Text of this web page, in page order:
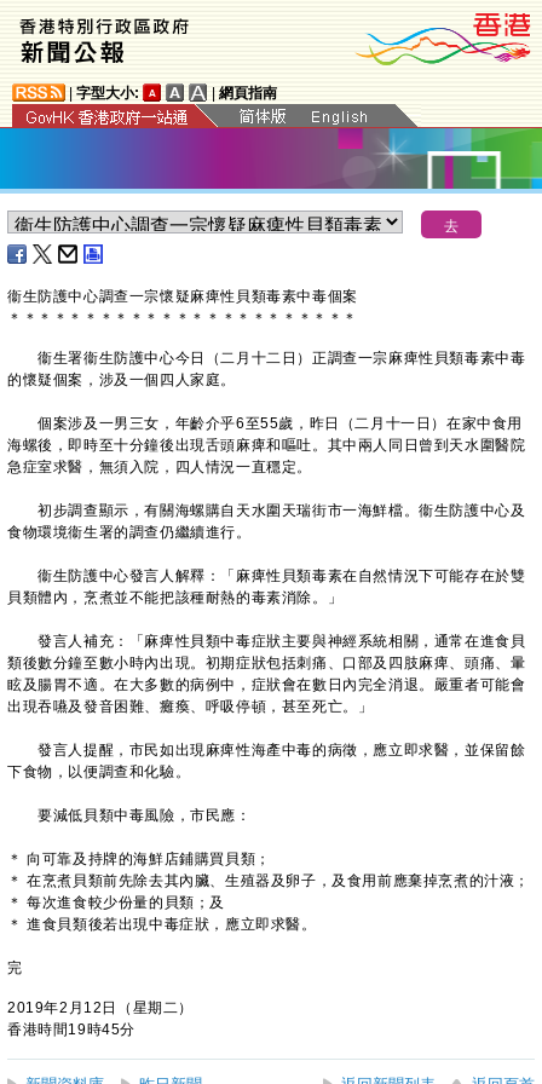
字型大小: 網頁指南
衞生防護中心調查一宗懷疑麻痺性貝類毒素中毒個案
＊ ＊ ＊ ＊ ＊ ＊ ＊ ＊ ＊ ＊ ＊ ＊ ＊ ＊ ＊ ＊ ＊ ＊ ＊ ＊ ＊ ＊ ＊
衞生署衞生防護中心今日（二月十二日）正調查一宗麻痺性貝類毒素中毒
的懷疑個案，涉及一個四人家庭。
個案涉及一男三女，年齡介乎6至55歲，昨日（二月十一日）在家中食用
海螺後，即時至十分鐘後出現舌頭麻痺和嘔吐。其中兩人同日曾到天水圍醫院
急症室求醫，無須入院，四人情況一直穩定。
初步調查顯示，有關海螺購自天水圍天瑞街市一海鮮檔。衞生防護中心及
食物環境衞生署的調查仍繼續進行。
衞生防護中心發言人解釋：「麻痺性貝類毒素在自然情況下可能存在於雙
貝類體內，烹煮並不能把該種耐熱的毒素消除。」
發言人補充：「麻痺性貝類中毒症狀主要與神經系統相關，通常在進食貝
類後數分鐘至數小時內出現。初期症狀包括刺痛、口部及四肢麻痺、頭痛、暈
眩及腸胃不適。在大多數的病例中，症狀會在數日內完全消退。嚴重者可能會
出現吞嚥及發音困難、癱瘓、呼吸停頓，甚至死亡。」
發言人提醒，市民如出現麻痺性海產中毒的病徵，應立即求醫，並保留餘
下食物，以便調查和化驗。
要減低貝類中毒風險，市民應：
＊ 向可靠及持牌的海鮮店鋪購買貝類；
＊ 在烹煮貝類前先除去其內臟、生殖器及卵子，及食用前應棄掉烹煮的汁液；
＊ 每次進食較少份量的貝類；及
＊ 進食貝類後若出現中毒症狀，應立即求醫。
完
2019年2月12日（星期二）
香港時間19時45分